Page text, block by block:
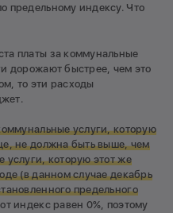
предельному индексу. Что
платы за коммунальные
дорожают быстрее, чем это
то эти расходы
услуги, которую
не должна быть выше, чем
услуги, которую этот же
(в данном случае декабрь
предельного
индекс равен 0%, поэтому